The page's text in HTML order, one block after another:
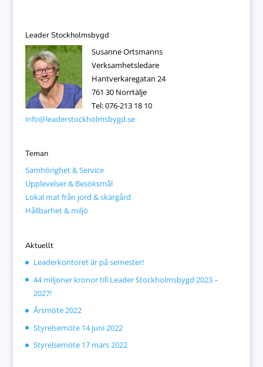
Leader Stockholmsbygd
Susanne Ortsmanns
Verksamhetsledare
Hantverkaregatan 24
761 30 Norrtälje
Tel: 076-213 18 10
info@leaderstockholmsbygd.se
Teman
Samhörighet & Service
Upplevelser & Besöksmål
Lokal mat från jord & skärgård
Hållbarhet & miljö
Aktuellt
Leaderkontoret är på semester!
44 miljoner kronor till Leader Stockholmsbygd 2023 –
2027!
Årsmöte 2022
Styrelsemöte 14 juni 2022
Styrelsemöte 17 mars 2022